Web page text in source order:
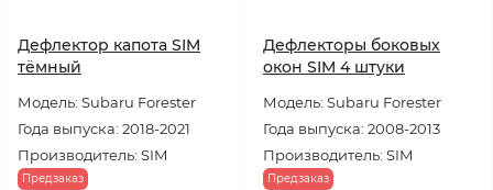
Дефлектор капота SIM
тёмный
Модель: Subaru Forester
Года выпуска: 2018-2021
Производитель: SIM
Предзаказ
Дефлекторы боковых
окон SIM 4 штуки
Модель: Subaru Forester
Года выпуска: 2008-2013
Производитель: SIM
Предзаказ